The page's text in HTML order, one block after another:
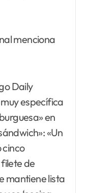
menciona
Daily
específica
en
«Un
cinco
de
mantiene lista